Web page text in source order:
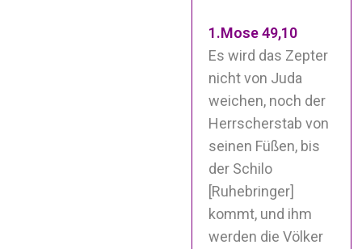
1.Mose 49,10
Es wird das Zepter
nicht von Juda
weichen, noch der
Herrscherstab von
seinen Füßen, bis
der Schilo
[Ruhebringer]
kommt, und ihm
werden die Völker